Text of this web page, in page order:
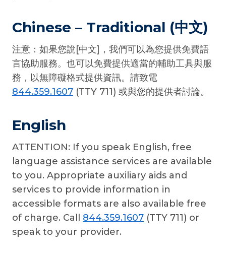
Chinese – Traditional (中文)
注意：如果您說[中文]，我們可以為您提供免費語
言協助服務。也可以免費提供適當的輔助工具與服
務，以無障礙格式提供資訊。請致電
844.359.1607 (TTY 711) 或與您的提供者討論。
English
ATTENTION: If you speak English, free
language assistance services are available
to you. Appropriate auxiliary aids and
services to provide information in
accessible formats are also available free
of charge. Call 844.359.1607 (TTY 711) or
speak to your provider.